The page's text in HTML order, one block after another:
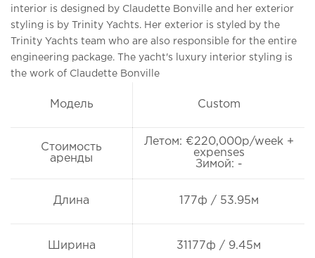
interior is designed by Claudette Bonville and her exterior
styling is by Trinity Yachts. Her exterior is styled by the
Trinity Yachts team who are also responsible for the entire
engineering package. The yacht's luxury interior styling is
the work of Claudette Bonville
Модель Custom
Стоимость
аренды
Летом: €220,000p/week +
expenses
Зимой: -
Длина 177ф / 53.95м
Ширина 31177ф / 9.45м